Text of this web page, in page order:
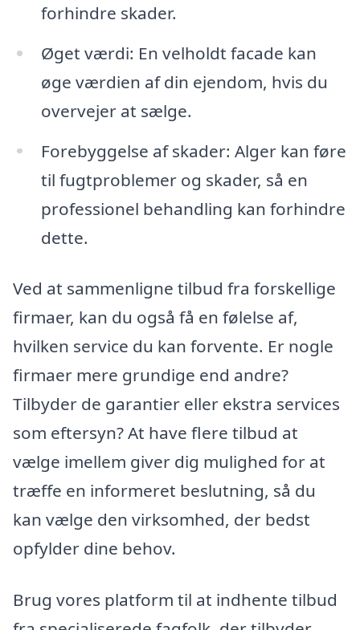
forhindre skader.
Øget værdi: En velholdt facade kan
øge værdien af din ejendom, hvis du
overvejer at sælge.
Forebyggelse af skader: Alger kan føre
til fugtproblemer og skader, så en
professionel behandling kan forhindre
dette.
Ved at sammenligne tilbud fra forskellige
firmaer, kan du også få en følelse af,
hvilken service du kan forvente. Er nogle
firmaer mere grundige end andre?
Tilbyder de garantier eller ekstra services
som eftersyn? At have flere tilbud at
vælge imellem giver dig mulighed for at
træffe en informeret beslutning, så du
kan vælge den virksomhed, der bedst
opfylder dine behov.
Brug vores platform til at indhente tilbud